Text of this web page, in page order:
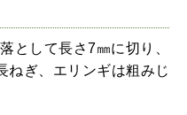
として長さ7㎜に切り、
ねぎ、エリンギは粗みじ